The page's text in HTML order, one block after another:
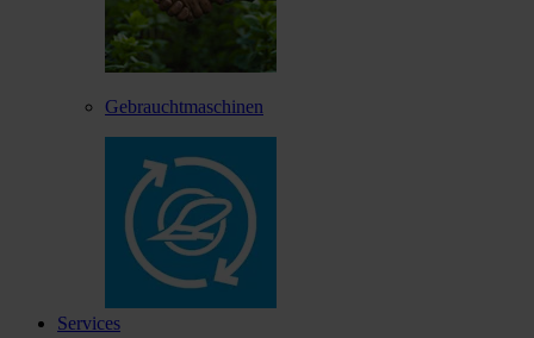
Gebrauchtmaschinen
Services